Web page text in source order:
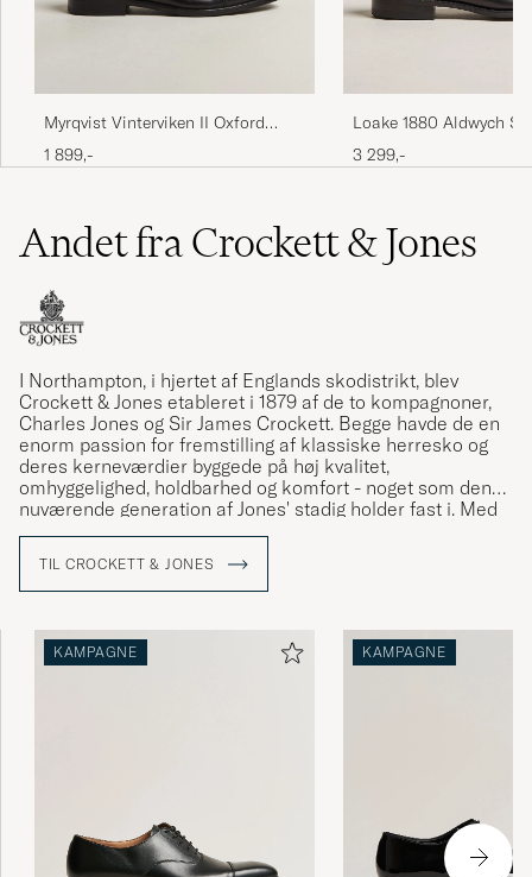
Myrqvist Vinterviken II Oxford
Black Calf
1 899,-
Loake 1880 Aldwych
Black Calf
3 299,-
Andet fra Crockett & Jones
I Northampton, i hjertet af Englands skodistrikt, blev
Crockett & Jones etableret i 1879 af de to kompagnoner,
Charles Jones og Sir James Crockett. Begge havde de en
enorm passion for fremstilling af klassiske herresko og
deres kerneværdier byggede på høj kvalitet,
omhyggelighed, holdbarhed og komfort - noget som den
nuværende generation af Jones' stadig holder fast i. Med
par sko fra Crockett & Jones er man altid sikker på både
at få design og kvalitet i topklasse.
Se vores MTO'er som vi eksklusivt har fået lavet i
samarbejde med Crockett & Jones »
TIL CROCKETT & JONES
KAMPAGNE KAMPAGNE